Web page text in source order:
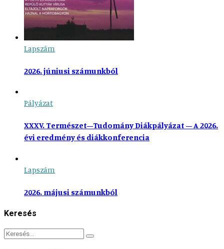
Lapszám
2026. júniusi számunkból
Pályázat
XXXV. Természet–Tudomány Diákpályázat – A 2026.
évi eredmény és diákkonferencia
Lapszám
2026. májusi számunkból
Keresés